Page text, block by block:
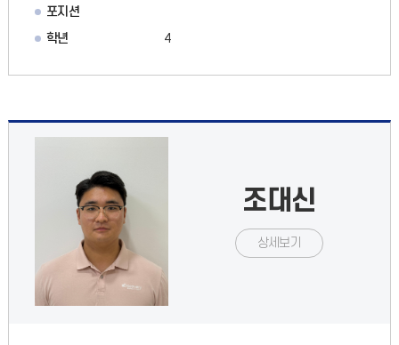
포지션
학년
4
조대신
상세보기